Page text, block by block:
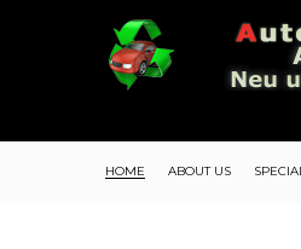
HOME ABOUT US